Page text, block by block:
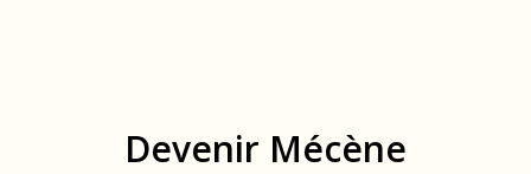
Devenir Mécène